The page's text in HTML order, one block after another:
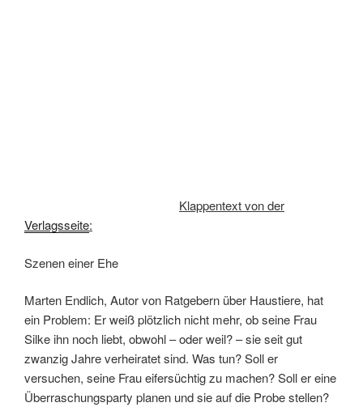
Klappentext von der
Verlagsseite:
Szenen einer Ehe
Marten Endlich, Autor von Ratgebern über Haustiere, hat
ein Problem: Er weiß plötzlich nicht mehr, ob seine Frau
Silke ihn noch liebt, obwohl – oder weil? – sie seit gut
zwanzig Jahre verheiratet sind. Was tun? Soll er
versuchen, seine Frau eifersüchtig zu machen? Soll er eine
Überraschungsparty planen und sie auf die Probe stellen?